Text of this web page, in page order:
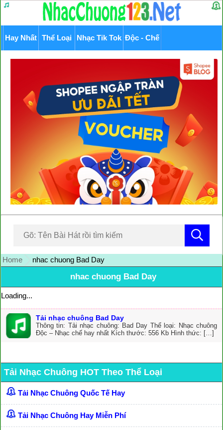
Hay Nhất Thể Loại Nhạc Tik Tok Độc - Chế
Home nhac chuong Bad Day
nhac chuong Bad Day
Loading...
Tải nhạc chuông Bad Day
Thông tin: Tải nhạc chuông: Bad Day Thể loại: Nhạc chuông
Độc – Nhạc chế hay nhất Kích thước: 556 Kb Hình thức: […]
Tải Nhạc Chuông HOT Theo Thể Loại
Tải Nhạc Chuông Quốc Tế Hay
Tải Nhạc Chuông Hay Miễn Phí